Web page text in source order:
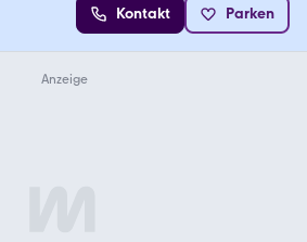
Kontakt Parken